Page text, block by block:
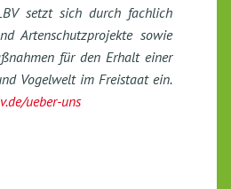
setzt sich durch fachlich
Artenschutzprojekte sowie
für den Erhalt einer
Vogelwelt im Freistaat ein.
ueber-uns